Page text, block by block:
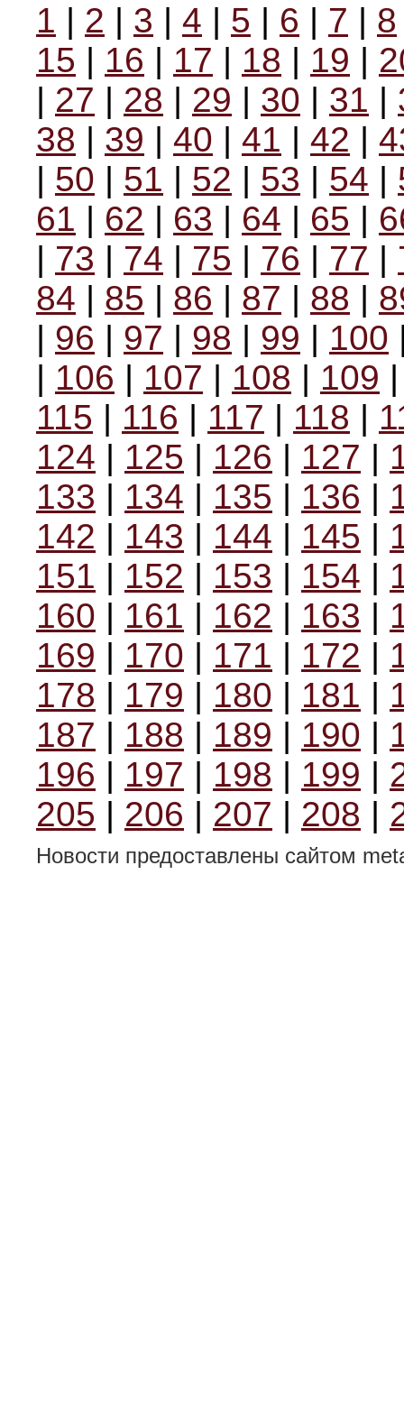
1 | 2 | 3 | 4 | 5 | 6 | 7 | 8
15 | 16 | 17 | 18 | 19 |
| 27 | 28 | 29 | 30 | 31 |
38 | 39 | 40 | 41 | 42 |
| 50 | 51 | 52 | 53 | 54 |
61 | 62 | 63 | 64 | 65 |
| 73 | 74 | 75 | 76 | 77 |
84 | 85 | 86 | 87 | 88 |
| 96 | 97 | 98 | 99 | 100
| 106 | 107 | 108 | 109
115 | 116 | 117 | 118 |
124 | 125 | 126 | 127 |
133 | 134 | 135 | 136 |
142 | 143 | 144 | 145 |
151 | 152 | 153 | 154 |
160 | 161 | 162 | 163 |
169 | 170 | 171 | 172 |
178 | 179 | 180 | 181 |
187 | 188 | 189 | 190 |
196 | 197 | 198 | 199 |
205 | 206 | 207 | 208 |
Новости предоставлены сайтом